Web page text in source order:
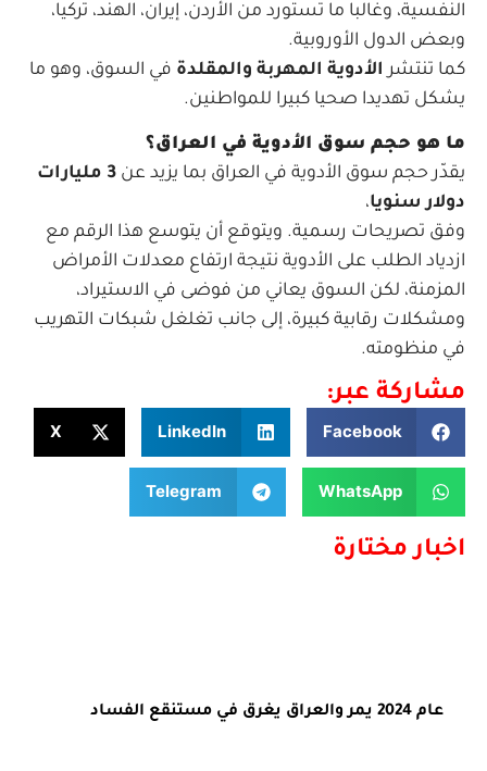
النفسية، وغالبا ما تستورد من الأردن، إيران، الهند، تركيا،
وبعض الدول الأوروبية.
كما تنتشر الأدوية المهربة والمقلدة في السوق، وهو ما
يشكل تهديدا صحيا كبيرا للمواطنين.
ما هو حجم سوق الأدوية في العراق؟
يقدّر حجم سوق الأدوية في العراق بما يزيد عن
3 مليارات
دولار سنويا،
وفق تصريحات رسمية. ويتوقع أن يتوسع هذا الرقم مع
ازدياد الطلب على الأدوية نتيجة ارتفاع معدلات الأمراض
المزمنة، لكن السوق يعاني من فوضى في الاستيراد،
ومشكلات رقابية كبيرة، إلى جانب تغلغل شبكات التهريب
في منظومته.
مشاركة عبر:
Facebook
LinkedIn
X
WhatsApp
Telegram
اخبار مختارة
عام 2024 يمر والعراق يغرق في مستنقع الفساد